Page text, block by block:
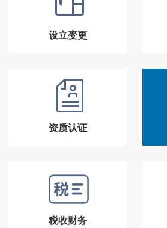
设立变更
资质认证
税收财务